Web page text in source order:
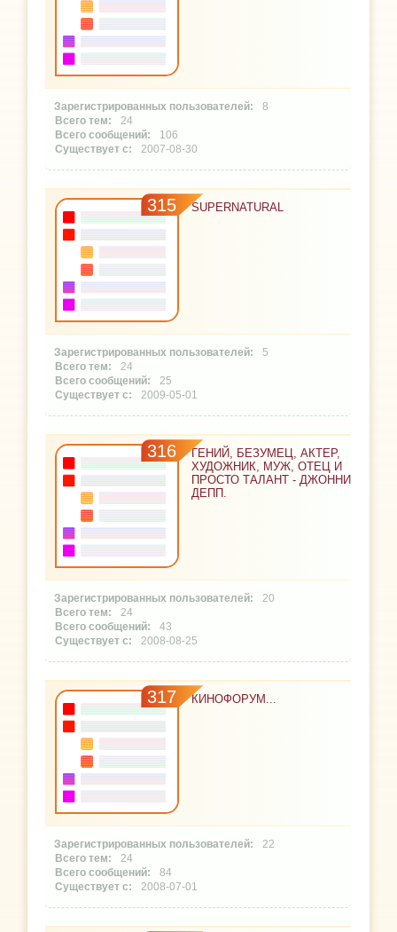
8
24
106
2007-08-30
315 SUPERNATURAL
5
24
25
2009-05-01
316
ГЕНИЙ, БЕЗУМЕЦ, АКТЕР,
ХУДОЖНИК, МУЖ, ОТЕЦ И
ПРОСТО ТАЛАНТ - ДЖОННИ
ДЕПП.
20
24
43
2008-08-25
317 КИНОФОРУМ...
22
24
84
2008-07-01